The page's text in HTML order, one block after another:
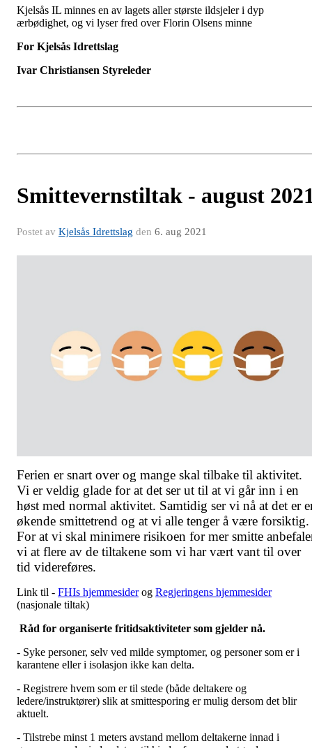
Kjelsås IL minnes en av lagets aller største ildsjeler i dyp
ærbødighet, og vi lyser fred over Florin Olsens minne
For Kjelsås Idrettslag
Ivar Christiansen Styreleder
Smittevernstiltak - august
Postet av Kjelsås Idrettslag den 6. aug 2021
Ferien er snart over og mange skal tilbake til aktivitet.
Vi er veldig glade for at det ser ut til at vi går inn i en
høst med normal aktivitet. Samtidig ser vi nå at det er
økende smittetrend og at vi alle tenger å være forsiktig.
For at vi skal minimere risikoen for mer smitte
vi at flere av de tiltakene som vi har vært vant til over
tid videreføres.
Link til - FHIs hjemmesiderog Regjeringens hjemmesider
(nasjonale tiltak)
Råd for organiserte fritidsaktiviteter som gjelder nå.
- Syke personer, selv ved milde symptomer, og personer som er i
karantene eller i isolasjon ikke kan delta.
- Registrere hvem som er til stede (både deltakere og
ledere/instruktører) slik at smittesporing er mulig dersom det blir
aktuelt.
- Tilstrebe minst 1 meters avstand mellom deltakerne innad i